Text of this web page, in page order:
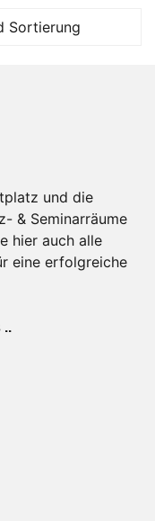
und die
& Seminarräume
hier auch alle
eine erfolgreiche